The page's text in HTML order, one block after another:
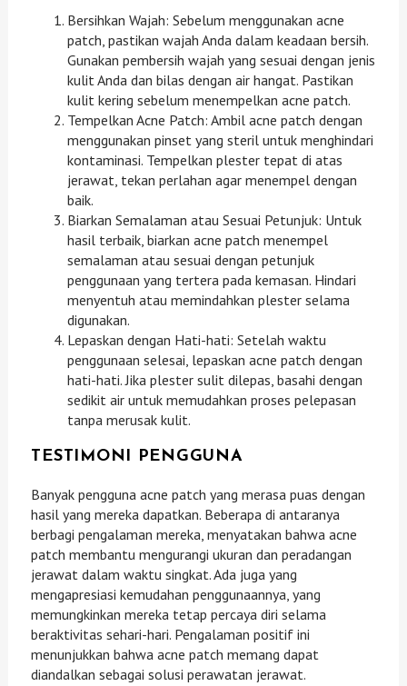
Bersihkan Wajah: Sebelum menggunakan acne
patch, pastikan wajah Anda dalam keadaan bersih.
Gunakan pembersih wajah yang sesuai dengan jenis
kulit Anda dan bilas dengan air hangat. Pastikan
kulit kering sebelum menempelkan acne patch.
Tempelkan Acne Patch: Ambil acne patch dengan
menggunakan pinset yang steril untuk menghindari
kontaminasi. Tempelkan plester tepat di atas
jerawat, tekan perlahan agar menempel dengan
baik.
Biarkan Semalaman atau Sesuai Petunjuk: Untuk
hasil terbaik, biarkan acne patch menempel
semalaman atau sesuai dengan petunjuk
penggunaan yang tertera pada kemasan. Hindari
menyentuh atau memindahkan plester selama
digunakan.
Lepaskan dengan Hati-hati: Setelah waktu
penggunaan selesai, lepaskan acne patch dengan
hati-hati. Jika plester sulit dilepas, basahi dengan
sedikit air untuk memudahkan proses pelepasan
tanpa merusak kulit.
TESTIMONI PENGGUNA
Banyak pengguna acne patch yang merasa puas dengan
hasil yang mereka dapatkan. Beberapa di antaranya
berbagi pengalaman mereka, menyatakan bahwa acne
patch membantu mengurangi ukuran dan peradangan
jerawat dalam waktu singkat. Ada juga yang
mengapresiasi kemudahan penggunaannya, yang
memungkinkan mereka tetap percaya diri selama
beraktivitas sehari-hari. Pengalaman positif ini
menunjukkan bahwa acne patch memang dapat
diandalkan sebagai solusi perawatan jerawat.